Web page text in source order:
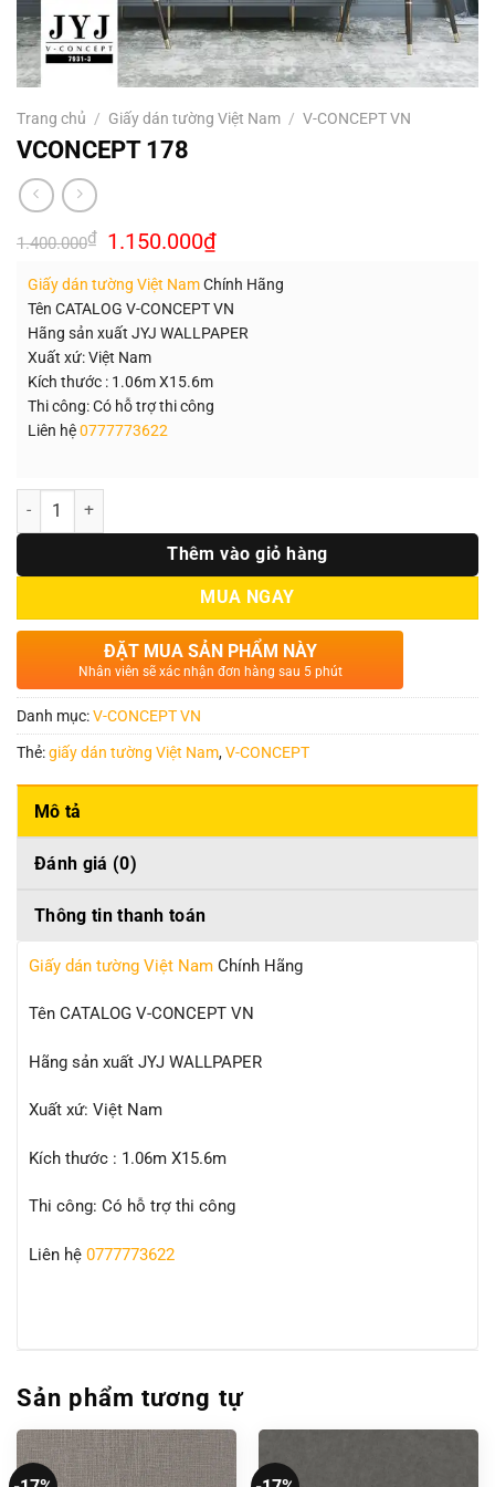
Trang chủ / Giấy dán tường Việt Nam / V-CONCEPT VN
VCONCEPT 178
1.400.000₫ Giá
gốc
1.400.000₫.
1.150.000₫Giá
hiện
là:
1.150.000₫.
Giấy dán tường Việt NamChính Hãng
Tên CATALOG V-CONCEPT VN
Hãng sản xuất JYJ WALLPAPER
Xuất xứ: Việt Nam
Kích thước : 1.06m X15.6m
Thi công: Có hỗ trợ thi công
Liên hệ0777773622
Số lượng
Thêm vào giỏ hàng
MUA NGAY
ĐẶT MUA SẢN PHẨM NÀY
Nhân viên sẽ xác nhận đơn hàng sau 5 phút
Danh mục:V-CONCEPT VN
Thẻ:giấy dán tường Việt Nam,V-CONCEPT
Mô tả
Đánh giá (0)
Thông tin thanh toán
Giấy dán tường Việt Nam Chính Hãng
Tên CATALOG V-CONCEPT VN
Hãng sản xuất JYJ WALLPAPER
Xuất xứ: Việt Nam
Kích thước : 1.06m X15.6m
Thi công: Có hỗ trợ thi công
Liên hệ 0777773622
Sản phẩm tương tự